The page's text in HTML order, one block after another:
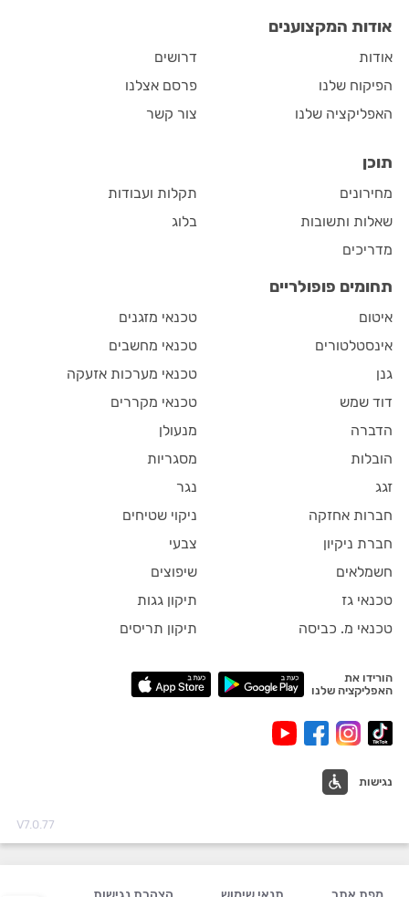
אודות המקצוענים
אודות
הפיקוח שלנו
האפליקציה שלנו
דרושים
פרסם אצלנו
צור קשר
תוכן
מחירונים
שאלות ותשובות
מדריכים
תקלות ועבודות
בלוג
תחומים פופולריים
איטום
אינסטלטורים
גנן
דוד שמש
הדברה
הובלות
זגג
חברות אחזקה
חברת ניקיון
חשמלאים
טכנאי גז
טכנאי מ. כביסה
טכנאי מזגנים
טכנאי מחשבים
טכנאי מערכות אזעקה
טכנאי מקררים
מנעולן
מסגריות
נגר
ניקוי שטיחים
צבעי
שיפוצים
תיקון גגות
תיקון תריסים
הורידו את
האפליקציה שלנו
נגישות
V7.0.77